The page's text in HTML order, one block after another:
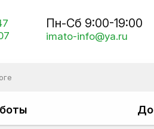
Пн-Сб 9:00-19:00
imato-info@ya.ru